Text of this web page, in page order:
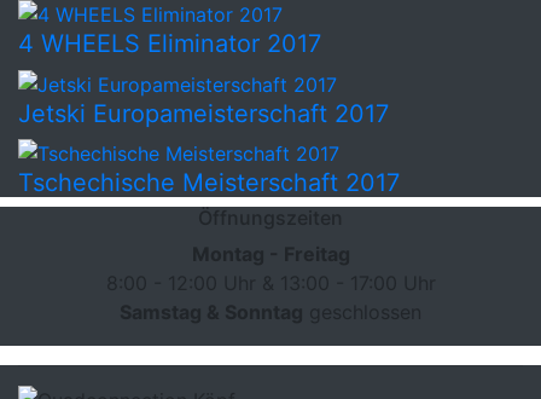
4 WHEELS Eliminator 2017
Jetski Europameisterschaft 2017
Tschechische Meisterschaft 2017
Öffnungszeiten
Montag - Freitag
8:00 - 12:00 Uhr & 13:00 - 17:00 Uhr
Samstag & Sonntag geschlossen